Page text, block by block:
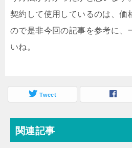
契約して使用しているのは、価
ので是非今回の記事を参考に、
いね。
Tweet
関連記事